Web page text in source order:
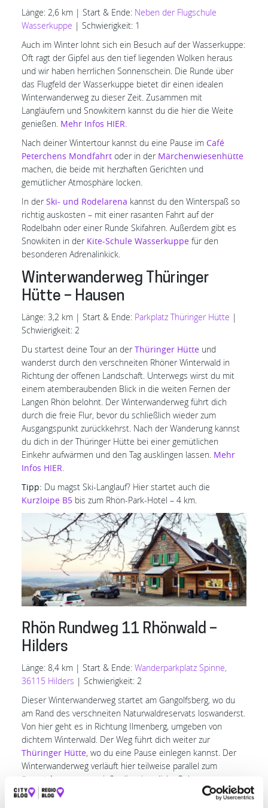
Länge: 2,6 km | Start & Ende: Neben der Flugschule
Wasserkuppe | Schwierigkeit: 1
Auch im Winter lohnt sich ein Besuch auf der Wasserkuppe:
Oft ragt der Gipfel aus den tief liegenden Wolken heraus
und wir haben herrlichen Sonnenschein. Die Runde über
das Flugfeld der Wasserkuppe bietet dir einen idealen
Winterwanderweg zu dieser Zeit. Zusammen mit
Langläufern und Snowkitern kannst du die hier die Weite
genießen. Mehr Infos HIER.
Nach deiner Wintertour kannst du eine Pause im Café
Peterchens Mondfahrt oder in der Märchenwiesenhütte
machen, die beide mit herzhaften Gerichten und
gemütlicher Atmosphäre locken.
In derSki- und Rodelarena kannst du den Winterspaß so
richtig auskosten – mit einer rasanten Fahrt auf der
Rodelbahn oder einer Runde Skifahren. Außerdem gibt es
Snowkiten in der Kite-Schule Wasserkuppe für den
besonderen Adrenalinkick.
Winterwanderweg Thüringer
Hütte – Hausen
Länge: 3,2 km | Start & Ende: Parkplatz Thüringer Hütte |
Schwierigkeit: 2
Du startest deine Tour an derThüringer Hütte und
wanderst durch den verschneiten Rhöner Winterwald in
Richtung der offenen Landschaft. Unterwegs wirst du mit
einem atemberaubenden Blick in die weiten Fernen der
Langen Rhön belohnt. Der Winterwanderweg führt dich
durch die freie Flur, bevor du schließlich wieder zum
Ausgangspunkt zurückkehrst. Nach der Wanderung kannst
du dich in der Thüringer Hütte bei einer gemütlichen
Einkehr aufwärmen und den Tag ausklingen lassen. Mehr
Infos HIER.
Tipp: Du magst Ski-Langlauf? Hier startet auch die
Kurzloipe B5 bis zum Rhön-Park-Hotel – 4 km.
Rhön Rundweg 11 Rhönwald –
Hilders
Länge: 8,4 km | Start & Ende: Wanderparkplatz Spinne,
36115 Hilders | Schwierigkeit: 2
Dieser Winterwanderweg startet am Gangolfsberg, wo du
am Rand des verschneiten Naturwaldreservats loswanderst.
Von hier geht es in Richtung Ilmenberg, umgeben von
dichtem Winterwald. Der Weg führt dich weiter zur
Thüringer Hütte, wo du eine Pause einlegen kannst. Der
Winterwanderweg verläuft hier teilweise parallel zum
Franziskusweg
– genieße die winterliche Ruhe.
Dein nächstes Highlight ist die
Altenfeld, bevor